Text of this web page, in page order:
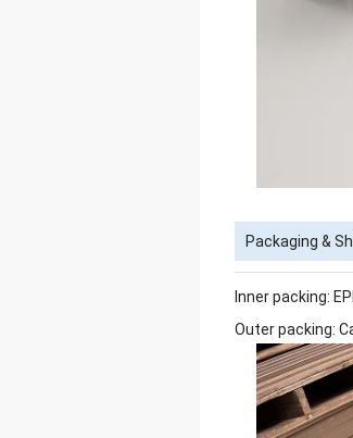
Packaging &
Inner packing:
Outer packing: